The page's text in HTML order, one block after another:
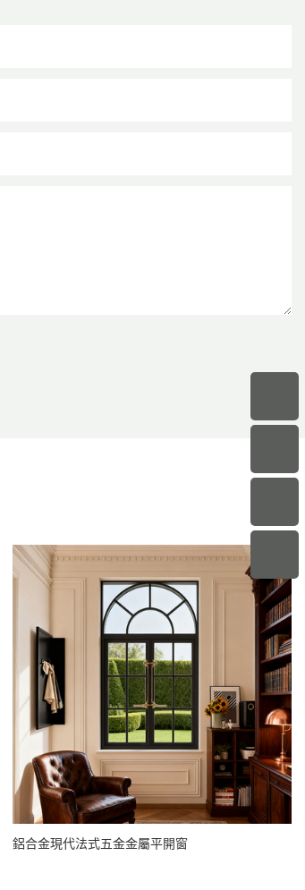
鋁合金現代法式五金金屬平開窗